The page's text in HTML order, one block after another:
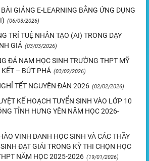
GIẢNG E-LEARNING BẰNG ỨNG DỤNG
(06/03/2026)
TRÍ TUỆ NHÂN TẠO (AI) TRONG DẠY
GIÁ (03/03/2026)
ĐÁ NAM HỌC SINH TRƯỜNG THPT MỸ
– BỨT PHÁ (03/02/2026)
TẾT NGUYÊN ĐÁN 2026 (02/02/2026)
KẾ HOẠCH TUYỂN SINH VÀO LỚP 10
TỈNH HƯNG YÊN NĂM HỌC 2026-
VINH DANH HỌC SINH VÀ CÁC THẦY
ĐẠT GIẢI TRONG KỲ THI CHỌN HỌC
NĂM HỌC 2025-2026 (19/01/2026)